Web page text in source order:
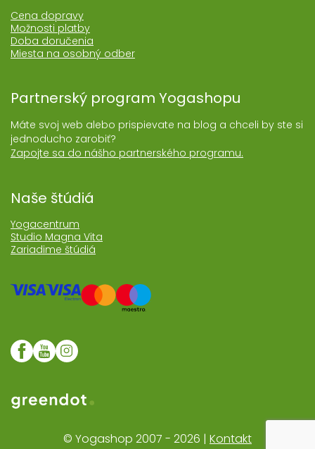
Cena dopravy
Možnosti platby
Doba doručenia
Miesta na osobný odber
Partnerský program Yogashopu
Máte svoj web alebo prispievate na blog a chceli by ste si
jednoducho zarobiť?
Zapojte sa do nášho partnerského programu.
Naše štúdiá
Yogacentrum
Studio Magna Vita
Zariadime štúdiá
Web realizoval Greendot
© Yogashop 2007 - 2026 | Kontakt